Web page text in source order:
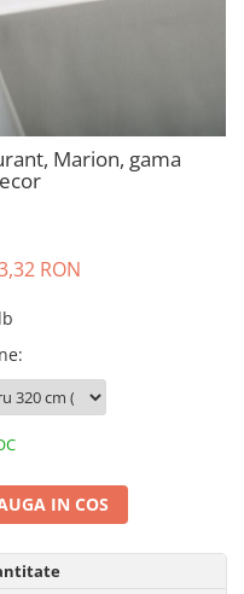
Marion, gama
RON
:
IN COS